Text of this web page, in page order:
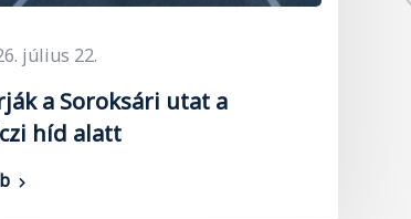
július 22.
a Soroksári utat a
híd alatt